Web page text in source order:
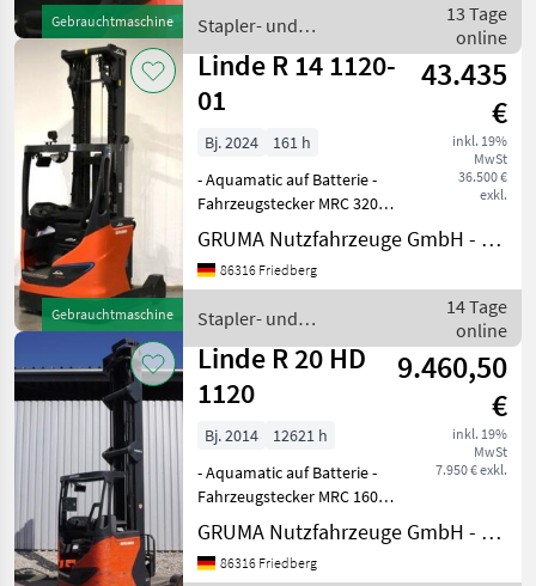
Gebrauchtmaschine
Einfachzusatzhydraulik -
Seitenschieber,
Stapler- und
Lagertechnik / Linde
13 Tage
online
Gebrauchtmaschine
Linde R 14 1120-
01
43.435
€
inkl. 19%
MwSt
36.500 €
exkl.
Bj. 2024
161 h
- Aquamatic auf Batterie -
Fahrzeugstecker MRC 320A -
frontaler Batteriewechsel -
Fahrzeug:
Doppelzusatzhydraulik -
Doppelzusatzhydraulik -
Seitenschieber, int
GRUMA Nutzfahrzeuge GmbH - Staplertechnik
86316 Friedberg
Stapler- und
Lagertechnik / Linde
14 Tage
online
Linde R 20 HD
1120
9.460,50
€
inkl. 19%
MwSt
7.950 € exkl.
Bj. 2014
12621 h
- Aquamatic auf Batterie -
Fahrzeugstecker MRC 160A -
seitlicher Batteriewechsel
mit Rollen - Fahrzeug:
Einfachzusatzhydraulik -
GRUMA Nutzfahrzeuge GmbH - Staplertechnik
86316 Friedberg